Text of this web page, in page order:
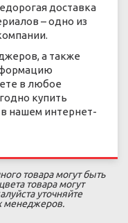
доставка
– одно из
а также
в любое
купить
в нашем интернет-
товара могут быть
товара могут
уточняйте
менеджеров.